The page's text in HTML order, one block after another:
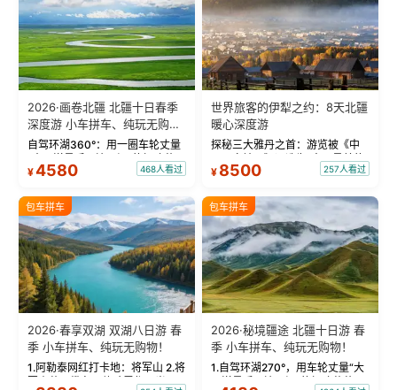
2026·画卷北疆 北疆十日春季
深度游 小车拼车、纯玩无购
物！
自驾环湖360°：用一圈车轮丈量
“大西洋最后一滴眼泪”的极致蔚
蓝。 赛湖旅拍：甄选多款风格服
绝美瞬间。 赛湖坦克300跟车视
频：专业摄影师...
¥4580 468人看过
世界旅客的伊犁之约：8天北疆
暖心深度游
探秘三大雅丹之首：游览被《中
国国家地理》评选为“中国最美的
三大雅丹”第一名的克拉玛依魔鬼
瓦人最大村落——禾木村，欣赏
晨雾与小木...
¥ 8500 257人看过
包车拼车
2026·春享双湖 双湖八日游 春
季 小车拼车、纯玩无购物！
1.阿勒泰网红打卡地：将军山 2.将
军山落日缆车，体验雪都风光 3.
包车拼车
2026·秘境疆途 北疆十日游 春
季 小车拼车、纯玩无购物！
1.自驾环湖270°，用车轮丈量“大
西洋最后一滴眼泪”的极致蔚蓝，